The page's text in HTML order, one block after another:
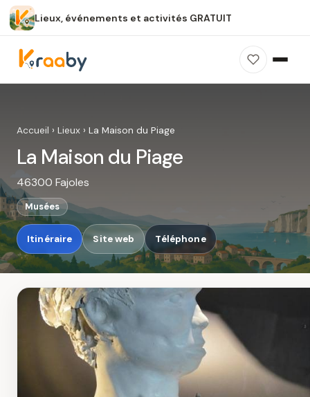
Lieux, événements et activités GRATUIT
spot dans Kraaby.
Ouvrir dans Kraaby
Accueil › Lieux › La Maison du Piage
La Maison du Piage
46300 Fajoles
Musées
Itinéraire Site web Téléphone